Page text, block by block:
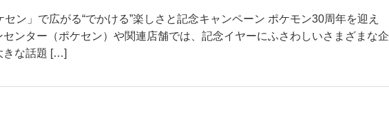
ン」で広がる“でかける”楽しさと記念キャンペーン ポケモン30周年を迎え
ンター（ポケセン）や関連店舗では、記念イヤーにふさわしいさまざまな企
きな話題 […]